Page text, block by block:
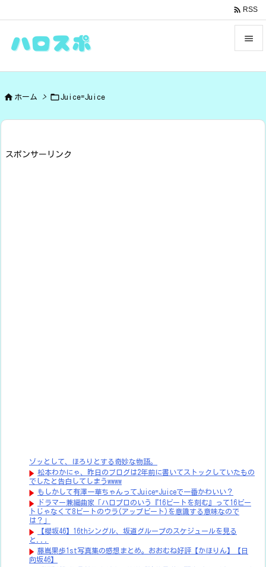


 RSS
 ホーム > Juice=Juice
スポンサーリンク
ゾッとして、ほろりとする奇妙な物語。
松本わかにゃ、昨日のブログは2年前に書いてストックしていたもの
でしたと告白してしまうwwww
もしかして有澤一華ちゃんってJuice=Juiceで一番かわいい？
ドラマー兼編曲家「ハロプロのいう『16ビートを刻む』って16ビー
トじゃなくて8ビートのウラ(アップビート)を意識する意味なので
は？」
【櫻坂46】16thシングル、坂道グループのスケジュールを見る
と...
藤嶌果歩1st写真集の感想まとめ。おおむね好評【かほりん】【日
向坂46】